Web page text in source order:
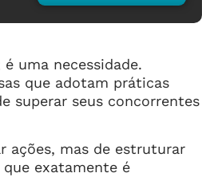
uma necessidade.
que adotam práticas
superar seus concorrentes
ações, mas de estruturar
exatamente é